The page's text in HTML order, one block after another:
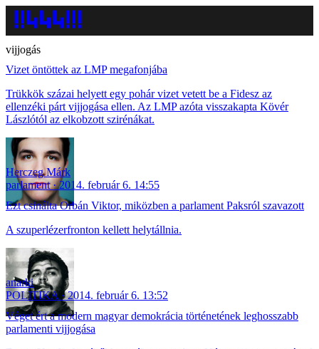
vijjogás
Vizet öntöttek az LMP megafonjába
Trükkök százai helyett egy pohár vizet vetett be a Fidesz az
ellenzéki párt vijjogása ellen. Az LMP azóta visszakapta Kövér
Lászlótól az elkobzott szirénákat.
Herczeg Márk
parlament
2014. február 6. 14:55
Ezt csinálta Orbán Viktor, miközben a parlament Paksról szavazott
A szuperlézerfronton kellett helytállnia.
anarki
POLITIKA
2014. február 6. 13:52
Véget ért a modern magyar demokrácia történetének leghosszabb
parlamenti vijjogása